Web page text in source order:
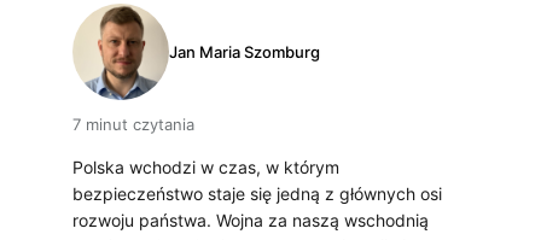
Jan Maria Szomburg
7 minut czytania
Polska wchodzi w czas, w którym
bezpieczeństwo staje się jedną z głównych osi
rozwoju państwa. Wojna za naszą wschodnią